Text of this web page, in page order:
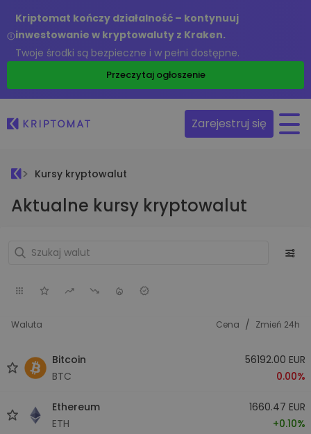
Kriptomat kończy działalność – kontynuuj
inwestowanie w kryptowaluty z Kraken.
Twoje środki są bezpieczne i w pełni dostępne.
Przeczytaj ogłoszenie
Zarejestruj się
Kursy kryptowalut
Aktualne kursy kryptowalut
Waluta Cena / Zmień 24h
Bitcoin
BTC
56192.00 EUR
0.00%
Ethereum
ETH
1660.47 EUR
+0.10%